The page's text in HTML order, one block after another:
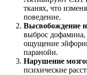
тканях, что
поведение.
Высвобождение
выброс
ощущение
паранойи.
Нарушение
психические